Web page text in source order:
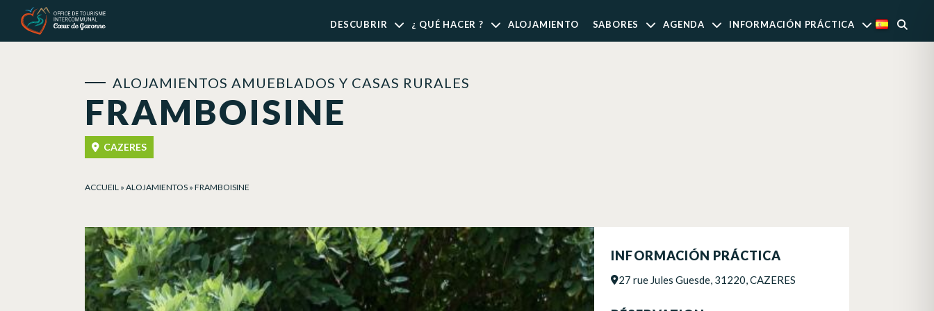
DESCUBRIR ¿ QUÉ HACER ? ALOJAMIENTO SABORES AGENDA INFORMACIÓN PRÁCTICA
FRAMBOISINE
ALOJAMIENTOS AMUEBLADOS Y CASAS RURALES
CAZERES
ACCUEIL » ALOJAMIENTOS » FRAMBOISINE
INFORMACIÓN PRÁCTICA
27 rue Jules Guesde, 31220, CAZERES
Panel de gestión de cookies